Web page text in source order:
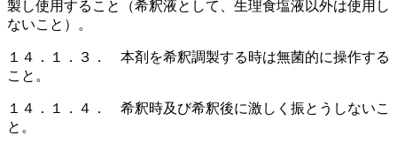
製し使用すること（希釈液として、生理食塩液以外は使用し
ないこと）。
１４．１．３． 本剤を希釈調製する時は無菌的に操作する
こと。
１４．１．４． 希釈時及び希釈後に激しく振とうしないこ
と。